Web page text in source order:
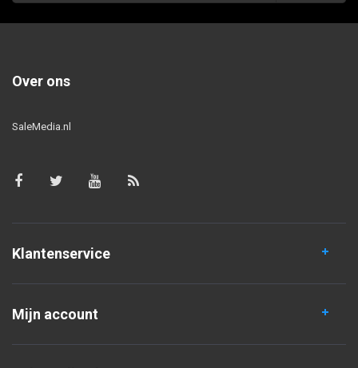
Over ons
SaleMedia.nl
Klantenservice
Mijn account